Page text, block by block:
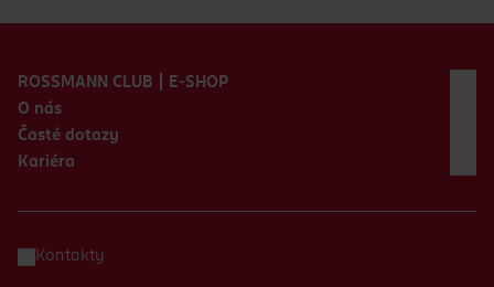
ROSSMANN CLUB | E-SHOP
O nás
Časté dotazy
Kariéra
Kontakty